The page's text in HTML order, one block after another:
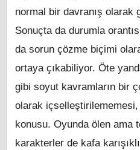
normal bir davranış olarak
Sonuçta da durumla
da sorun çözme biçimi
ortaya çıkabiliyor. Öte
gibi soyut kavramların bir
olarak içselleştirilememesi,
konusu. Oyunda ölen ama
karakterler de kafa